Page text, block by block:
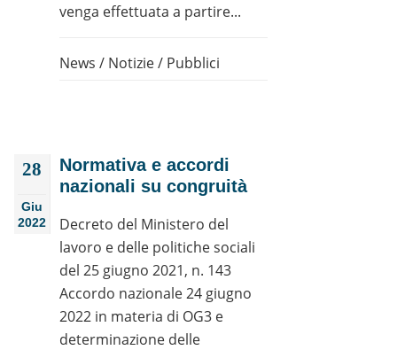
venga effettuata a partire...
News / Notizie/ Pubblici
28
Giu
2022
Normativa e accordi
nazionali su congruità
Decreto del Ministero del
lavoro e delle politiche sociali
del 25 giugno 2021, n. 143
Accordo nazionale 24 giugno
2022 in materia di OG3 e
determinazione delle